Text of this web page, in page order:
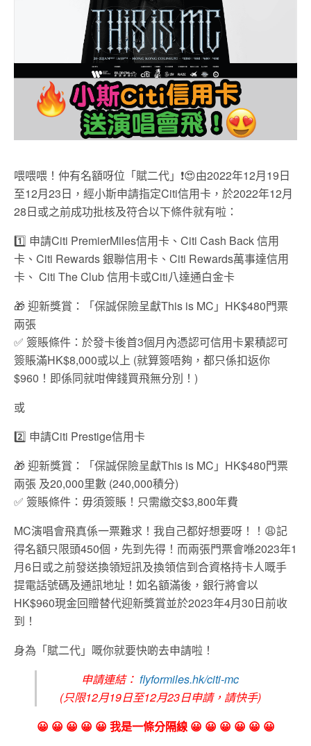
喂喂喂！仲有名額呀位「賦二代」 ❗😍由2022年12月19日
至12月23日，經小斯申請指定Citi信用卡，於2022年12月
28日或之前成功批核及符合以下條件就有啦：
1️⃣ 申請Citi PremierMiles信用卡、Citi Cash Back 信用
卡、Citi Rewards 銀聯信用卡、Citi Rewards萬事達信用
卡、 Citi The Club 信用卡或Citi八達通白金卡
🎁 迎新獎賞：「保誠保險呈獻This is MC」HK$480門票
兩張
✅ 簽賬條件：於發卡後首3個月內憑認可信用卡累積認可
簽賬滿HK$8,000或以上 (就算簽唔夠，都只係扣返你
$960！即係同就咁俾錢買飛無分別！)
或
2️⃣ 申請Citi Prestige信用卡
🎁 迎新獎賞：「保誠保險呈獻This is MC」HK$480門票
兩張 及20,000里數 (240,000積分)
✅ 簽賬條件：毋須簽賬！只需繳交$3,800年費
MC演唱會飛真係一票難求！我自己都好想要呀！！😩記
得名額只限頭450個，先到先得！而兩張門票會喺2023年1
月6日或之前發送換領短訊及換領信到合資格持卡人嘅手
提電話號碼及通訊地址！如名額滿後，銀行將會以
HK$960現金回贈替代迎新獎賞並於2023年4月30日前收
到！
身為「賦二代」嘅你就要快啲去申請啦！
申請連結： flyformiles.hk/citi-mc
(只限12月19日至12月23日申請，請快手)
😀 😀 😀 😀 😀 我是一條分隔線 😀 😀 😀 😀 😀 😀